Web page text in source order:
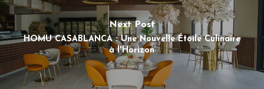
Next Post
HOMU CASABLANCA : Une Nouvelle Étoile Culinaire
à l'Horizon